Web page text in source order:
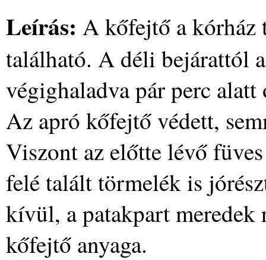
Leírás: A kőfejtő a kórház
található. A déli bejárattól
végighaladva pár perc
Az apró kőfejtő védett,
Viszont az előtte lévő
felé talált törmelék is
kívül, a patakpart
kőfejtő anyaga.